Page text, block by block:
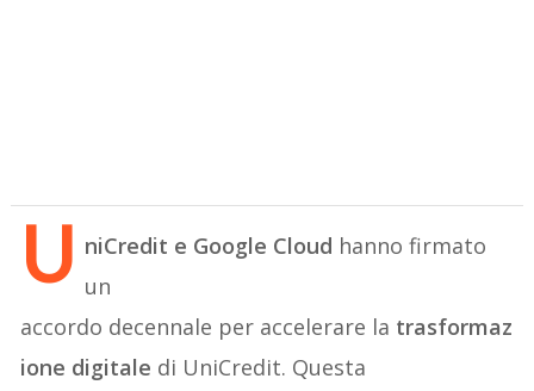
U niCredit e Google Cloud hanno firmato
un
accordo decennale per accelerare la trasformaz
ione digitale di UniCredit. Questa